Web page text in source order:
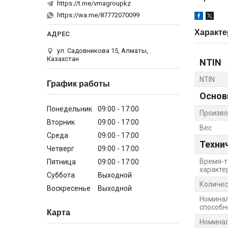
NTIN
NTIN
Вес
Время-
https://t.me/vmagroupkz
https://wa.me/87772070099
ул. Садовникова 15, Алматы,
Казахстан
График работы
Понедельник 09:00
17:00
Вторник
09:00
17:00
Среда
09:00
17:00
Четверг
09:00
17:00
Пятница
09:00
17:00
Суббота
Выходной
Воскресенье
Выходной
Карта